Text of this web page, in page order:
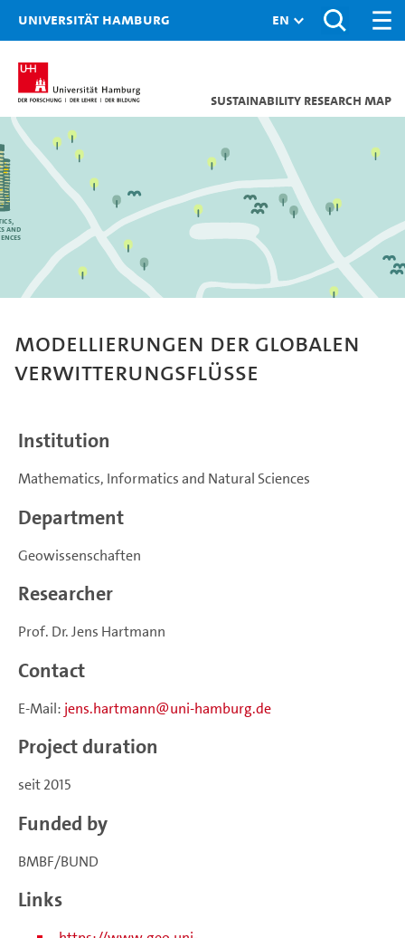
Universität Hamburg
Sustainability research map
and
Modellierungen der globalen
Verwitterungsflüsse
Institution
Mathematics, Informatics and Natural Sciences
Department
Geowissenschaften
Researcher
Prof. Dr. Jens Hartmann
Contact
E-Mail: jens.hartmann uni-hamburg.de
Project duration
seit 2015
Funded by
BMBF/BUND
Links